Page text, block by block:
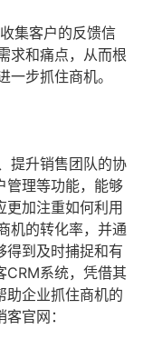
集客户的反馈信
求和痛点，从而根
步抓住商机。
提升销售团队的协
管理等功能，能够
加注重如何利用
机的转化率，并通
得到及时捕捉和有
CRM系统，凭借其
助企业抓住商机的
官网：